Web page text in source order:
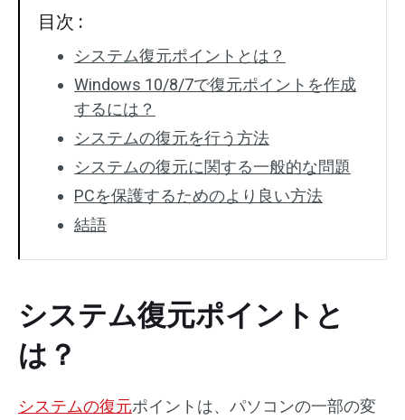
目次 :
システム復元ポイントとは？
Windows 10/8/7で復元ポイントを作成
するには？
システムの復元を行う方法
システムの復元に関する一般的な問題
PCを保護するためのより良い方法
結語
システム復元ポイントと
は？
システムの復元ポイントは、パソコンの一部の変